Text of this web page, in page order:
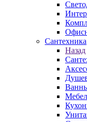
Сантехника
Назад